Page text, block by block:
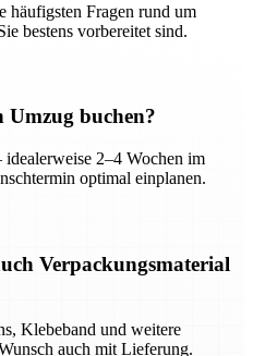
häufigsten Fragen rund um
bestens vorbereitet sind.
Umzug buchen?
2–4 Wochen im
optimal einplanen.
Verpackungsmaterial
Klebeband und weitere
auch mit Lieferung.